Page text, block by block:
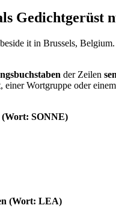
Gedichtgerüst
der Zeilen
einer Wortgruppe oder
(Wort: SONNE)
(Wort: LEA)